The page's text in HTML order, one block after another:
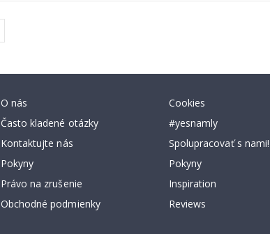
O nás
Často kladené otázky
Kontaktujte nás
Pokyny
Právo na zrušenie
Obchodné podmienky
Cookies
#yesnamly
Spolupracovať s nami!
Pokyny
Inspiration
Reviews